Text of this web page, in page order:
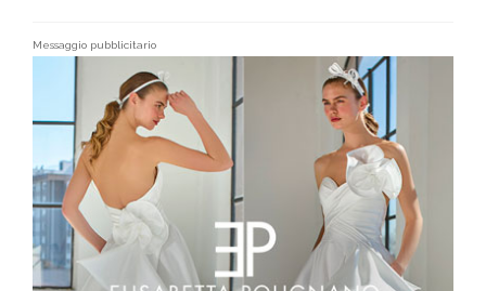
Messaggio pubblicitario